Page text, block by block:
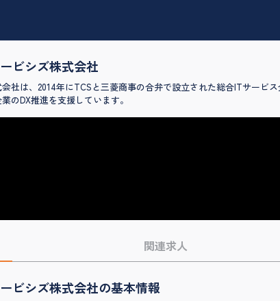
ビシズ株式会社
社は、2014年にTCSと三菱商事の合弁で設立された総合ITサービ
のDX推進を支援しています。
関連求人
ビシズ株式会社の基本情報